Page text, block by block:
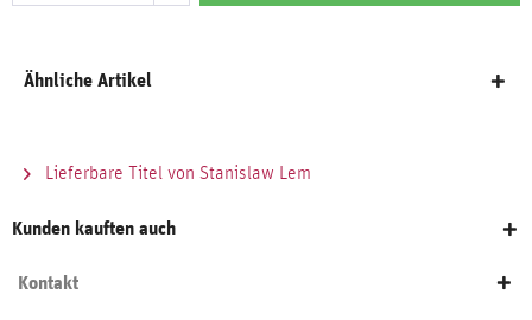
Ähnliche Artikel
Lieferbare Titel von Stanislaw Lem
Kunden kauften auch
Kontakt